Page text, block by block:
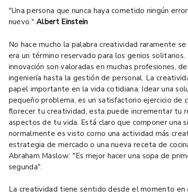
"Una persona que nunca haya cometido ningún
nuevo."Albert Einstein
No hace mucho la palabra creatividad raramente
era un término reservado para los genios
innovación son valoradas en muchas profesiones,
ingeniería hasta la gestión de personal. La
papel importante en la vida cotidiana. Idear una
pequeño problema, es un satisfactorio ejercicio de
florecer tu creatividad, esta puede incrementar tu
aspectos de tu vida. Está claro que componer una
normalmente es visto como una actividad más
estrategia de mercado o una nueva receta de
Abraham Maslow: "Es mejor hacer una sopa de
segunda".
La creatividad tiene sentido desde el momento